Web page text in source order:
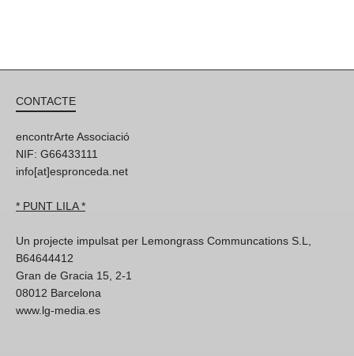
CONTACTE
encontrArte Associació
NIF: G66433111
info[at]espronceda.net
* PUNT LILA *
Un projecte impulsat per Lemongrass Communcations S.L,
B64644412
Gran de Gracia 15, 2-1
08012 Barcelona
www.lg-media.es